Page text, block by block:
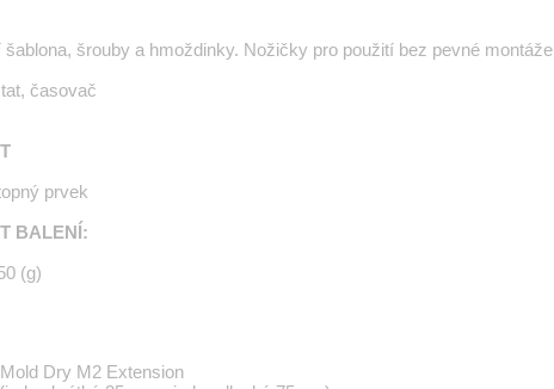
šrouby a hmoždinky. Nožičky pro použití bez pevné montáže
časovač
prvek
BALENÍ:
(g)
Dry M2 Extension